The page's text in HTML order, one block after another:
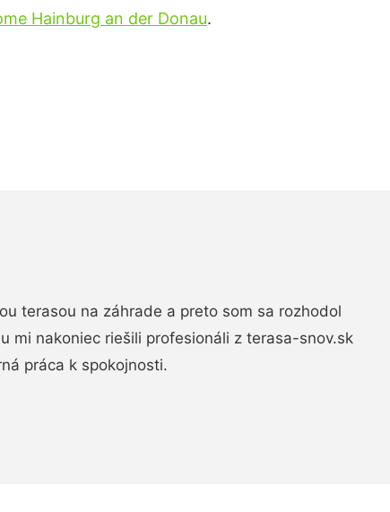
Hainburg an der Donau.
terasou na záhrade a preto som sa rozhodol
mi nakoniec riešili profesionáli z terasa-snov.sk
práca k spokojnosti.